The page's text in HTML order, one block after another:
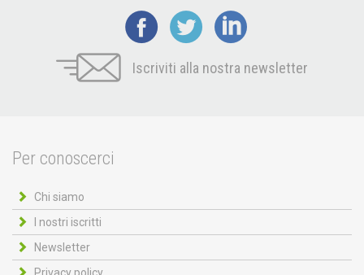
Iscriviti alla nostra newsletter
Per conoscerci
Chi siamo
I nostri iscritti
Newsletter